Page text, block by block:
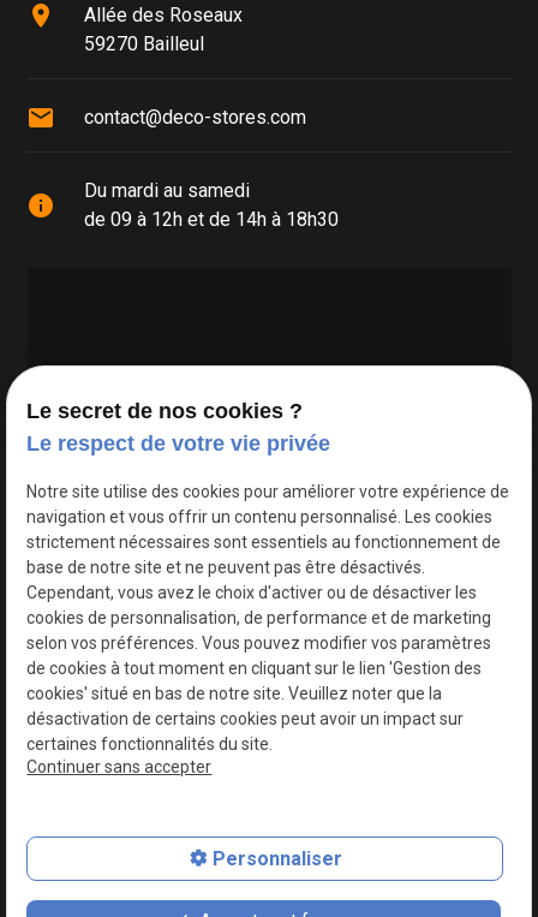
place
Allée des Roseaux
59270 Bailleul
mail contact@deco-stores.com
info
Du mardi au samedi
de 09 à 12h et de 14h à 18h30
Google Maps Search API est désactivé.
Plan du site
Mentions légales
Le secret de nos cookies ?
Le respect de votre vie privée
Notre site utilise des cookies pour améliorer votre expérience de
navigation et vous offrir un contenu personnalisé. Les cookies
strictement nécessaires sont essentiels au fonctionnement de
base de notre site et ne peuvent pas être désactivés.
Cependant, vous avez le choix d'activer ou de désactiver les
cookies de personnalisation, de performance et de marketing
selon vos préférences. Vous pouvez modifier vos paramètres
de cookies à tout moment en cliquant sur le lien 'Gestion des
cookies' situé en bas de notre site. Veuillez noter que la
désactivation de certains cookies peut avoir un impact sur
certaines fonctionnalités du site.
Continuer sans accepter
Personnaliser